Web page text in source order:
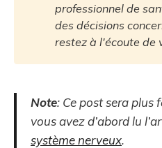
professionnel de
des décisions
restez à l'écoute de
Note: Ce post sera plus
vous avez d’abord lu
système nerveux.